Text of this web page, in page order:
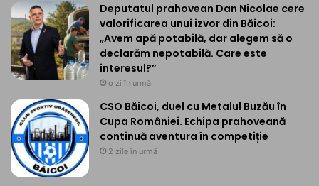
Deputatul prahovean Dan Nicolae cere
valorificarea unui izvor din Băicoi:
„Avem apă potabilă, dar alegem să o
declarăm nepotabilă. Care este
interesul?”
o zi în urmă
CSO Băicoi, duel cu Metalul Buzău în
Cupa României. Echipa prahoveană
continuă aventura în competiție
2 zile în urmă